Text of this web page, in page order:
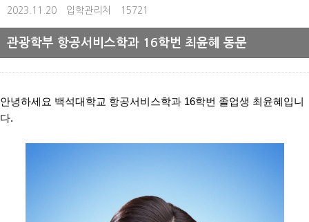
2023.11.20 입학관리처 15721
관광학부 항공서비스학과 16학번 최윤혜 동문
안녕하세요 백석대학교 항공서비스학과 16학번 졸업생 최윤혜입니
다.